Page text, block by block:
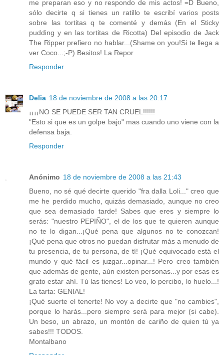
me preparan eso y no respondo de mis actos! =D Bueno,
sólo decirte q si tienes un ratillo te escribí varios posts
sobre las tortitas q te comenté y demás (En el Sticky
pudding y en las tortitas de Ricotta) Del episodio de Jack
The Ripper prefiero no hablar...(Shame on you!Si te llega a
ver Coco...;-P) Besitos! La Repor
Responder
Delia 18 de noviembre de 2008 a las 20:17
¡¡¡¡NO SE PUEDE SER TAN CRUEL!!!!!!
"Esto si que es un golpe bajo" mas cuando uno viene con la
defensa baja.
Responder
Anónimo 18 de noviembre de 2008 a las 21:43
Bueno, no sé qué decirte querido "fra dalla Loli..." creo que
me he perdido mucho, quizás demasiado, aunque no creo
que sea demasiado tarde! Sabes que eres y siempre lo
serás: "nuestro PEPIÑO", el de los que te quieren aunque
no te lo digan...¡Qué pena que algunos no te conozcan!
¡Qué pena que otros no puedan disfrutar más a menudo de
tu presencia, de tu persona, de tí! ¡Qué equivocado está el
mundo y qué fácil es juzgar...opinar...! Pero creo también
que además de gente, aún existen personas...y por esas es
grato estar ahí. Tú las tienes! Lo veo, lo percibo, lo huelo...!
La tarta: GENIAL!
¡Qué suerte el tenerte! No voy a decirte que "no cambies",
porque lo harás...pero siempre será para mejor (si cabe).
Un beso, un abrazo, un montón de cariño de quien tú ya
sabes!!! TODOS.
Montalbano